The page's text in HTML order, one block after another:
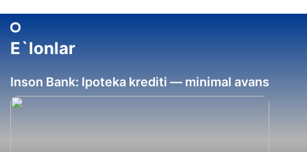
E`lonlar
Inson Bank: Ipoteka krediti — minimal avans